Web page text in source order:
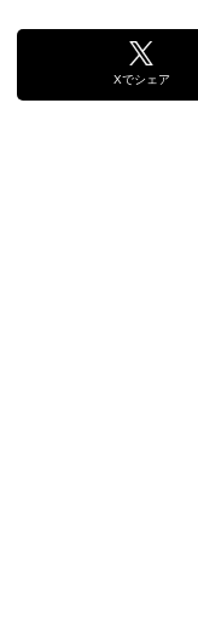
Xでシェア